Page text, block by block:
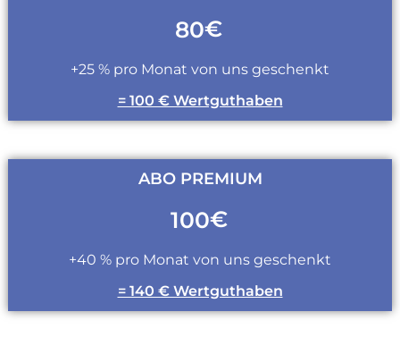
80€
+25 % pro Monat von uns geschenkt
= 100 € Wertguthaben
ABO PREMIUM
100€
+40 % pro Monat von uns geschenkt
= 140 € Wertguthaben